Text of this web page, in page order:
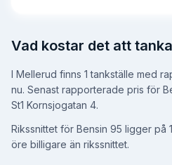
Vad kostar det att
I Mellerud finns 1 tankställe med
nu. Senast rapporterade pris för
St1 Kornsjogatan 4.
Rikssnittet för Bensin 95 ligger på
öre billigare än rikssnittet.